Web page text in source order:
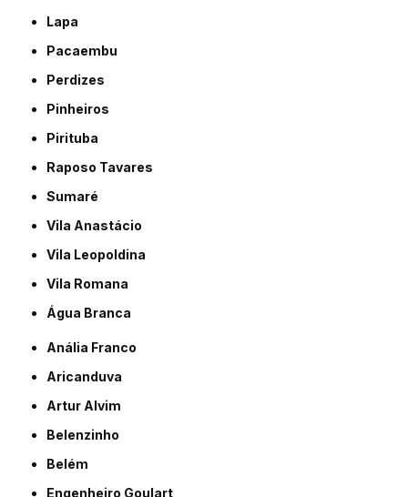
Lapa
Pacaembu
Perdizes
Pinheiros
Pirituba
Raposo Tavares
Sumaré
Vila Anastácio
Vila Leopoldina
Vila Romana
Água Branca
Anália Franco
Aricanduva
Artur Alvim
Belenzinho
Belém
Engenheiro Goulart